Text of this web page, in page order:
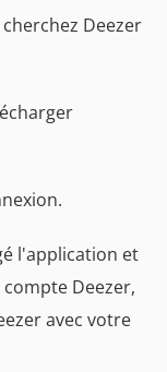
Deezer
l'application et
Deezer,
avec votre